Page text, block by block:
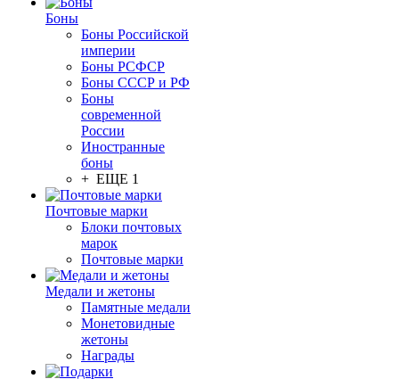
Боны
Боны Российской
империи
Боны РСФСР
Боны СССР и РФ
Боны
современной
России
Иностранные
боны
+ ЕЩЕ 1
Почтовые марки
Блоки почтовых
марок
Почтовые марки
Медали и жетоны
Памятные медали
Монетовидные
жетоны
Награды